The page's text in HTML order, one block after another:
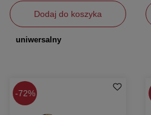
Dodaj do koszyka
uniwersalny
72%